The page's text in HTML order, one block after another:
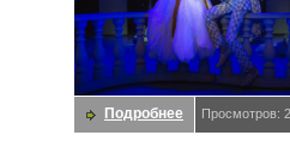
Подробнее Просмотров: